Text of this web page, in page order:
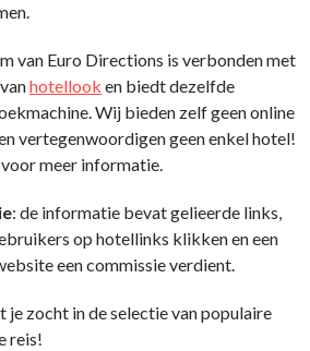
van Euro Directions is verbonden met
hotellook en biedt dezelfde
Wij bieden zelf geen online
vertegenwoordigen geen enkel hotel!
voor meer informatie.
: de informatie bevat gelieerde links,
op hotellinks klikken en een
een commissie verdient.
je zocht in de selectie van populaire
reis!